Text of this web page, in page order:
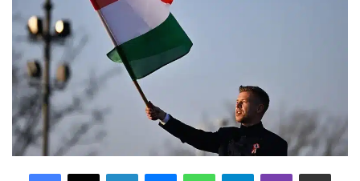
Facebook
X LinkedInMessengerWhatsAppTelegramViber Distribuie prin mail